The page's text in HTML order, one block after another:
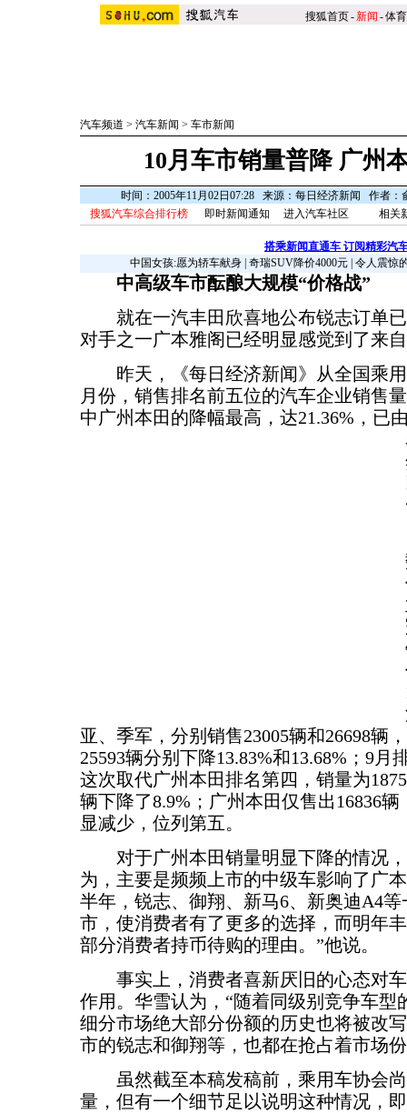
搜狐首页-新闻 -体育
汽车频道 > 汽车新闻 > 车市新闻
10月车市销量普降 广州
时间：2005年11月02日07:28 来源：每日经济新闻 作者：
搜狐汽车综合排行榜
即时新闻通知 进入汽车社区 相关
搭乘新闻直通车 订阅精彩汽
中国女孩:愿为轿车献身| 奇瑞SUV降价4000元| 令人震惊
中高级车市酝酿大规模“价格战”
就在一汽丰田欣喜地公布锐志订单已
对手之一广本雅阁已经明显感觉到了来
昨天，《每日经济新闻》从全国乘用
月份，销售排名前五位的汽车企业销售
中广州本田的降幅最高，达21.36%，已
亚、季军，分别销售23005辆和26698辆
25593辆分别下降13.83%和13.68%；9月
这次取代广州本田排名第四，销量为
辆下降了8.9%；广州本田仅售出16836辆
显减少，位列第五。
对于广州本田销量明显下降的情况，
为，主要是频频上市的中级车影响了广
半年，锐志、御翔、新马6、新奥迪A4
市，使消费者有了更多的选择，而明年
部分消费者持币待购的理由。”他说。
事实上，消费者喜新厌旧的心态对车
作用。华雪认为，“随着同级别竞争车型
细分市场绝大部分份额的历史也将被改
市的锐志和御翔等，也都在抢占着市场
虽然截至本稿发稿前，乘用车协会尚
量，但有一个细节足以说明这种情况，